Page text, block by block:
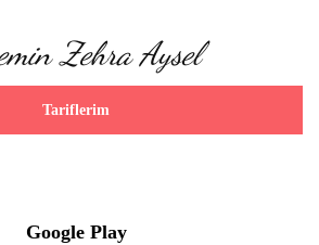
Zehra Aysel
Tariflerim
Google Play